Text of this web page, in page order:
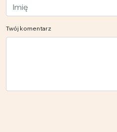
Twój komentarz